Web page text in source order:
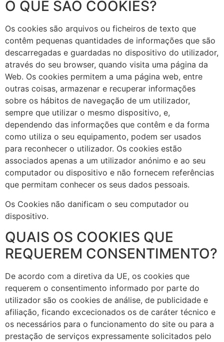
O QUE SÃO COOKIES?
Os cookies são arquivos ou ficheiros de texto que
contêm pequenas quantidades de informações que são
descarregadas e guardadas no dispositivo do utilizador,
através do seu browser, quando visita uma página da
Web. Os cookies permitem a uma página web, entre
outras coisas, armazenar e recuperar informações
sobre os hábitos de navegação de um utilizador,
sempre que utilizar o mesmo dispositivo, e,
dependendo das informações que contêm e da forma
como utiliza o seu equipamento, podem ser usados
para reconhecer o utilizador. Os cookies estão
associados apenas a um utilizador anónimo e ao seu
computador ou dispositivo e não fornecem referências
que permitam conhecer os seus dados pessoais.
Os Cookies não danificam o seu computador ou
dispositivo.
QUAIS OS COOKIES QUE
REQUEREM CONSENTIMENTO?
De acordo com a diretiva da UE, os cookies que
requerem o consentimento informado por parte do
utilizador são os cookies de análise, de publicidade e
afiliação, ficando excecionados os de caráter técnico e
os necessários para o funcionamento do site ou para a
prestação de serviços expressamente solicitados pelo